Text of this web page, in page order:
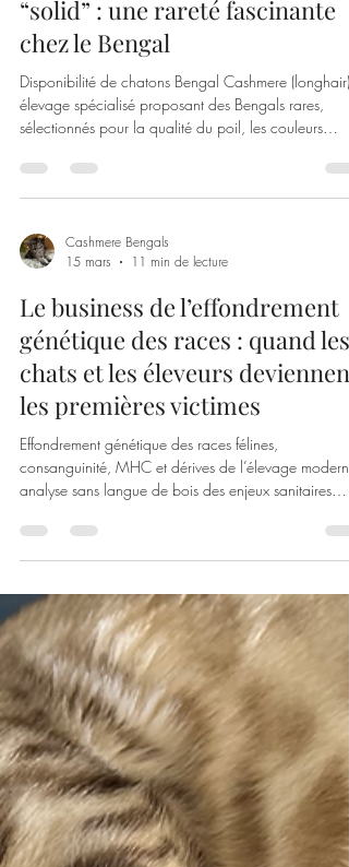
Cashmere Bengals
1 avr.
3 min de lecture
🐆 Bengal à robe unie dite
“solid” : une rareté fascinante
chez le Bengal
Disponibilité de chatons Bengal Cashmere (longhair) :
élevage spécialisé proposant des Bengals rares,
sélectionnés pour la qualité du poil, les couleurs
uniques (Black Smoke, Blue, Silver) et un excellent
tempérament.
Cashmere Bengals
15 mars
Le business de l’effondrement
génétique des races : quand les
chats et les éleveurs deviennent
les premières victimes
Effondrement génétique des races félines,
consanguinité, MHC et dérives de l’élevage
analyse sans langue de bois des enjeux sanitaires
actuels.